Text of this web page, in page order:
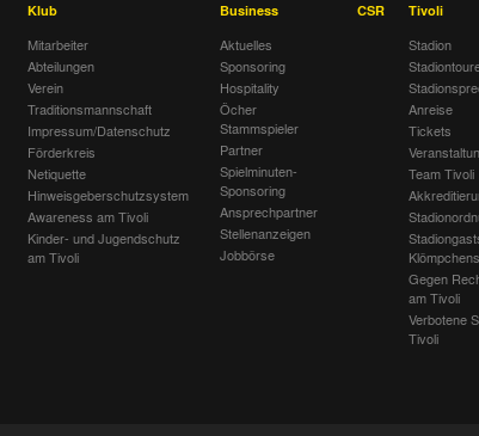
Klub
Mitarbeiter
Abteilungen
Verein
Traditionsmannschaft
Impressum/Datenschutz
Förderkreis
Netiquette
Hinweisgeberschutzsystem
Awareness am Tivoli
Kinder- und Jugendschutz
am Tivoli
Business
Aktuelles
Sponsoring
Hospitality
Öcher
Stammspieler
Partner
Spielminuten-
Sponsoring
Ansprechpartner
Stellenanzeigen
Jobbörse
CSR
Tivoli
Stadion
Anreise
Tickets
Team Tivoli
Gegen
am Tivoli
Verbotene
Tivoli